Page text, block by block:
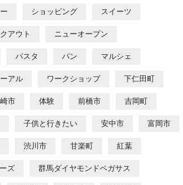
ショッピング スイーツ
アウト ニューオープン
パスタ パン マルシェ
アル ワークショップ 下仁田町
市 体験 前橋市 吉岡町
子供と行きたい 安中市 富岡市
渋川市 甘楽町 紅葉
ズ 群馬ダイヤモンドペガサス